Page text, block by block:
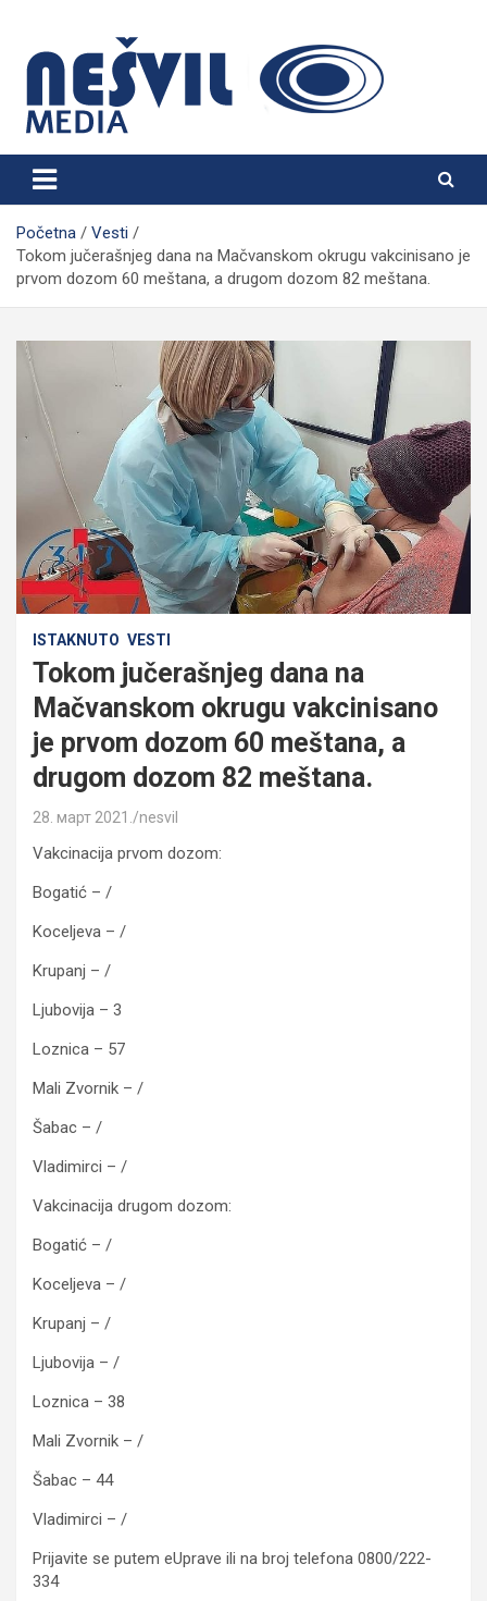
content
Nešvil Media Bogatić
Početna
Vesti
Tokom jučerašnjeg dana na Mačvanskom okrugu vakcinisano je
prvom dozom 60 meštana, a drugom dozom 82 meštana.
ISTAKNUTO VESTI
Tokom jučerašnjeg dana na
Mačvanskom okrugu vakcinisano
je prvom dozom 60 meštana, a
drugom dozom 82 meštana.
28. март 2021. nesvil
Vakcinacija prvom dozom:
Bogatić – /
Koceljeva – /
Krupanj – /
Ljubovija – 3
Loznica – 57
Mali Zvornik – /
Šabac – /
Vladimirci – /
Vakcinacija drugom dozom:
Bogatić – /
Koceljeva – /
Krupanj – /
Ljubovija – /
Loznica – 38
Mali Zvornik – /
Šabac – 44
Vladimirci – /
Prijavite se putem eUprave ili na broj telefona 0800/222-
334